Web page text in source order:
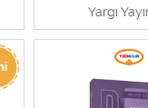
Yargı